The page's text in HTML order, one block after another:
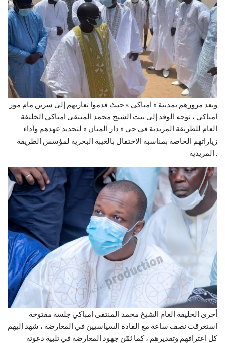
وبعد مرورهم بمدينة « امباكي » حيث قدموا تعازيهم إلى سرين مام مور
امباكي ، توجه الوفد إلى بيت الشيخ محمد المنتقى امباكي الخليفة
العام للطريقة المريدية في حي « دار المنان » لتجديد عهدهم وأداء
زياراتهم الخاصة بمناسبة الاحتفال بالغيبة البحرية لمؤسس الطريقة
المريدية .
أجرى الخليفة العام الشيخ محمد المنتقى امباكي جلسة مفتوحة
استغرقت نصف ساعة مع القادة السياسيين في المعارضة ، شهد إليهم
كل اعترافهم وتقديرهم ، كما ثمّن جهود المعارضة في تلبية دعوته